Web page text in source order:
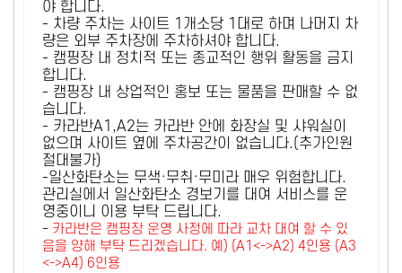
야 합니다.
- 차량 주차는 사이트 1개소당 1대로 하며 나머지 차
량은 외부 주차장에 주차하셔야 합니다.
- 캠핑장 내 정치적 또는 종교적인 행위 활동을 금지
합니다.
- 캠핑장 내 상업적인 홍보 또는 물품을 판매할 수 없
습니다.
- 카라반A1,A2는 카라반 안에 화장실 및 샤워실이
없으며 사이트 옆에 주차공간이 없습니다.(추가인원
절대불가)
-일산화탄소는 무색·무취·무미라 매우 위험합니다.
관리실에서 일산화탄소 경보기를 대여 서비스를 운
영중이니 이용 부탁 드립니다.
- 카라반은 캠핑장 운영 사정에 따라 교차 대여 할 수 있
음을 양해 부탁 드리겠습니다. 예) (A1<->A2) 4인용 (A3
<->A4) 6인용